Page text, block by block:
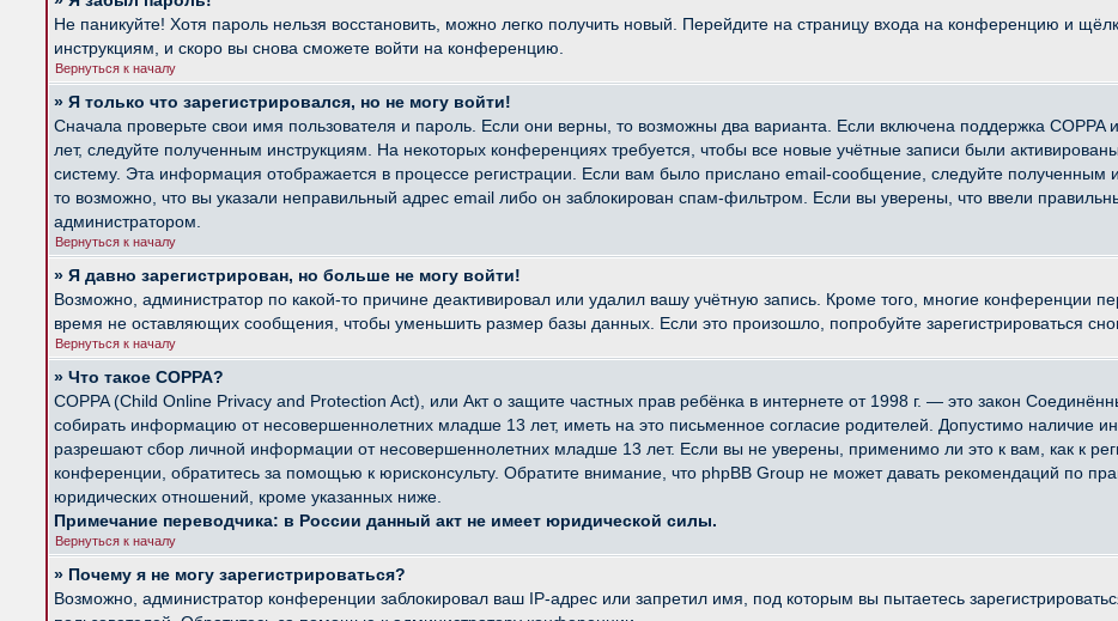
Не паникуйте! Хотя пароль нельзя восстановить, можно легко получить новый. Перейдите на страницу входа на конференцию и
инструкциям, и скоро вы снова сможете войти на конференцию.
Вернуться к началу
» Я только что зарегистрировался, но не могу войти!
Сначала проверьте свои имя пользователя и пароль. Если они верны, то возможны два варианта. Если включена поддержка COPPA
лет, следуйте полученным инструкциям. На некоторых конференциях требуется, чтобы все новые учётные записи были
систему. Эта информация отображается в процессе регистрации. Если вам было прислано email-сообщение, следуйте полученным
то возможно, что вы указали неправильный адрес email либо он заблокирован спам-фильтром. Если вы уверены, что ввели
администратором.
Вернуться к началу
» Я давно зарегистрирован, но больше не могу войти!
Возможно, администратор по какой-то причине деактивировал или удалил вашу учётную запись. Кроме того, многие конференции
время не оставляющих сообщения, чтобы уменьшить размер базы данных. Если это произошло, попробуйте зарегистрироваться
Вернуться к началу
» Что такое COPPA?
COPPA (Child Online Privacy and Protection Act), или Акт о защите частных прав ребёнка в интернете от 1998 г. — это закон
собирать информацию от несовершеннолетних младше 13 лет, иметь на это письменное согласие родителей. Допустимо наличие
разрешают сбор личной информации от несовершеннолетних младше 13 лет. Если вы не уверены, применимо ли это к вам, как к
конференции, обратитесь за помощью к юрисконсульту. Обратите внимание, что phpBB Group не может давать рекомендаций по
юридических отношений, кроме указанных ниже.
Примечание переводчика: в России данный акт не имеет юридической силы.
Вернуться к началу
» Почему я не могу зарегистрироваться?
Возможно, администратор конференции заблокировал ваш IP-адрес или запретил имя, под которым вы пытаетесь